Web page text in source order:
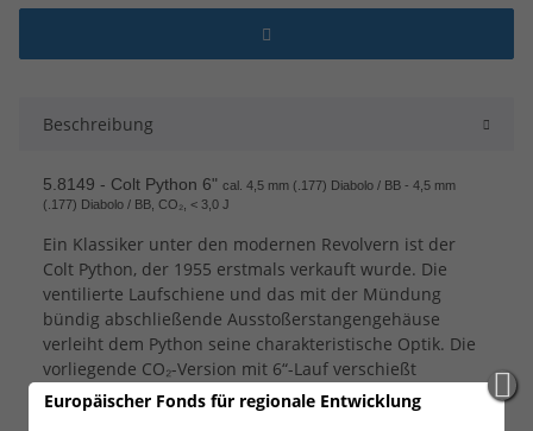
Europäischer Fonds für regionale Entwicklung
Beschreibung
5.8149 - Colt Python 6" cal. 4,5 mm (.177) Diabolo / BB - 4,5 mm
(.177) Diabolo / BB, CO₂, < 3,0 J
Ein Klassiker unter den modernen Revolvern ist der
Colt Python, der 1955 erstmals verkauft wurde. Die
ventilierte Laufschiene und das mit der Mündung
bündig abschließende Ausstoßerstangengehäuse
verleiht dem Python seine charakteristische Optik. Die
vorliegende CO₂-Version mit 6“-Lauf verschießt
wahlweise Diabolos oder Rundkugeln Kal. .177 (4,5 mm)
und wird mit einem 10 Schuß fassenden